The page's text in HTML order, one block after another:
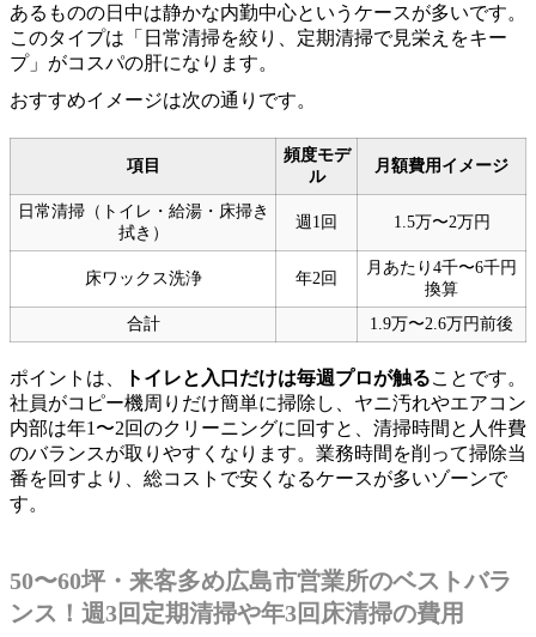
あるものの日中は静かな内勤中心というケースが多いです。
このタイプは「日常清掃を絞り、定期清掃で見栄えをキー
プ」がコスパの肝になります。
おすすめイメージは次の通りです。
項目
頻度モデ
ル
月額費用イメージ
日常清掃（トイレ・給湯・床掃き
拭き）
週1回 1.5万〜2万円
床ワックス洗浄 年2回
月あたり4千〜6千円
換算
合計
1.9万〜2.6万円前後
ポイントは、 トイレと入口だけは毎週プロが触ることです。
社員がコピー機周りだけ簡単に掃除し、ヤニ汚れやエアコン
内部は年1〜2回のクリーニングに回すと、清掃時間と人件費
のバランスが取りやすくなります。業務時間を削って掃除当
番を回すより、総コストで安くなるケースが多いゾーンで
す。
50〜60坪・来客多め広島市営業所のベストバラ
ンス！週3回定期清掃や年3回床清掃の費用